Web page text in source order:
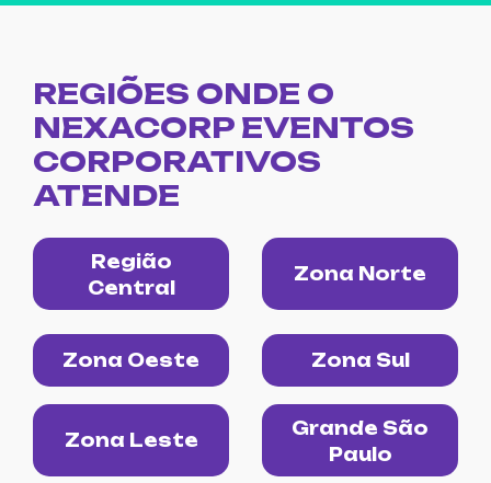
REGIÕES ONDE O
NEXACORP EVENTOS
CORPORATIVOS
ATENDE
Região
Central
Zona Norte
Zona Oeste Zona Sul
Zona Leste
Grande São
Paulo